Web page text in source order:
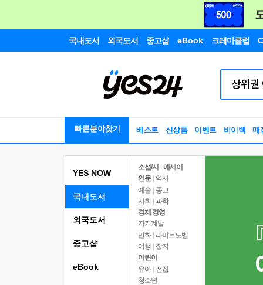
국내도서 외국도서 중고샵 eBook 크레마클럽
빠른분야찾기 베스트 신상품 이벤트 바이백 매
YES NOW
국내도서
소설/시
에세이
인문
역사
예술 | 종교
사회 | 과학
경제 경영
자기계발
만화 | 라이트노벨
여행
잡지
어린이
유아 | 전집
청소년
외국도서
중고샵
eBook